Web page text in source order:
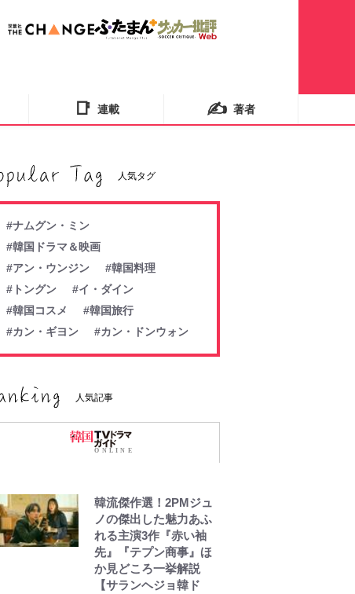
📑 連載 ✍️ 著者
人気タグ
#ナムグン・ミン
#韓国ドラマ＆映画
#アン・ウンジン
#韓国料理
#トングン
#イ・ダイン
#韓国コスメ
#韓国旅行
#カン・ギヨン
#カン・ドンウォン
人気記事
韓流傑作選！2PMジュ
ノの傑出した魅力あふ
れる主演3作『赤い袖
先』『テプン商事』ほ
か見どころ一挙解説
【サランヘジョ韓ド